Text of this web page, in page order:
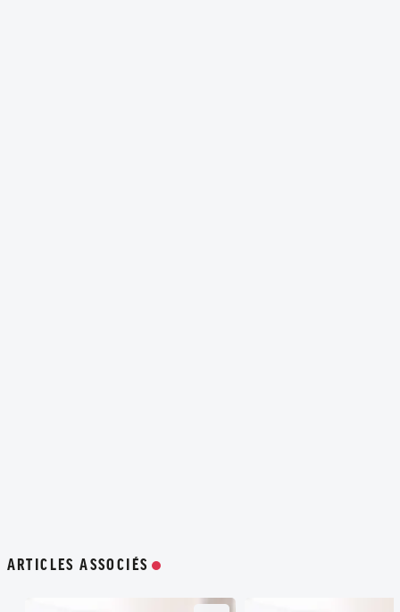
ARTICLES ASSOCIÉS